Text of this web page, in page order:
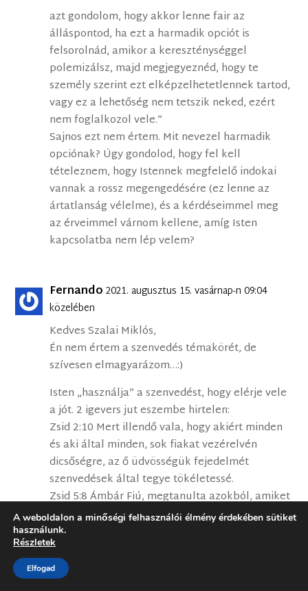
azt gondolom, hogy akkor lenne fair az
álláspontod, ha ezt a harmadik opciót is
felsorolnád, amikor a kereszténységgel
polemizálsz, majd megjegyeznéd, hogy te
személy szerint ezt elképzelhetetlennek tartod,
vagy ez a lehetőség nem tetszik neked, ezért
nem foglalkozol vele.”
Sajnos ezt nem értem. Mit nevezel harmadik
opciónak? Úgy gondolod, hogy fel kell
tételeznem, hogy Istennek megfelelő indokai
vannak a rossz megengedésére (ez lenne az
ártatlanság vélelme), és a kérdéseimmel meg
az érveimmel várnom kellene, amíg Isten
kapcsolatba nem lép velem?
Fernando 2021. augusztus 15. vasárnap-n 09:04
közelében
Kedves Szalai Miklós,
Én nem értem a szenvedés témakörét, de
szívesen elmagyarázom…:)
Isten „használja” a szenvedést, hogy elérje vele
a jót. 2 igevers jut eszembe hirtelen:
Zsid 2:10 Mert illendő vala, hogy akiért minden
és aki által minden, sok fiakat vezérelvén
dicsőségre, az ő üdvösségük fejedelmét
szenvedések által tegye tökéletessé.
Zsid 5:8 Ámbár Fiú, megtanulta azokból, amiket
szenvedett, az engedelmességet;
Itt tehát a tökéletessé tevés és az
engedelmessé tevés volt a cél.
A weboldalon a minőségi felhasználói élmény érdekében sütiket
használunk.
Részletek
Elfogad